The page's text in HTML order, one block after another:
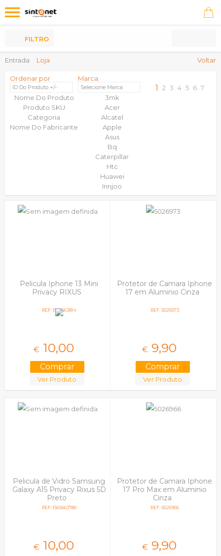
Produtos
Entrada Loja Voltar
FILTRO
Ordenar por
ID Do Produto +/-
Nome Do Produto
Produto SKU
Categoria
Nome Do Fabricante
Marca:
Selecione Marca
3mk
Acer
Alcatel
Apple
Asus
Bq
Caterpillar
Htc
Huawei
Innjoo
Ipad
Iphone 11 Pro
Iphone 13 Mini
Iphone 13 Pro
Iphone 16 Pro Max
Iphone 6 E Iphone 6s
Iphone 6 Plus E 6s
1 2 3 4 5 6 7
Pelicula Iphone 13 Mini
Privacy RIXUS
REF: 1565663814
€ 10,00
Ver Produto
Protetor de Camara Iphone
17 em Aluminio Cinza
REF: 5026973
€ 9,90
Ver Produto
Pelicula de Vidro Samsung
Galaxy A15 Privacy Rixus 5D
Preto
REF: 1565663780
€ 10,00
Protetor de Camara Iphone
17 Pro Max em Aluminio
Cinza
REF: 5026966
€ 9,90